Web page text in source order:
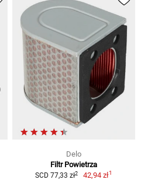
Delo
Filtr Powietrza
SCD 77,33 zł2 42,94 zł1